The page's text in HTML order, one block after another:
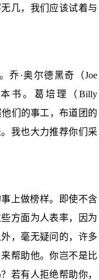
几，我们应该试着与
乔·奥尔德黑奇（Joe
书。葛培理（ Billy
们的事工，布道团的
我也大力推荐你们采
上做榜样。
即使不含
方面为人表率，因为
，毫无疑问的，许多
帮助他。你岂不是比
若有人拒绝帮助你，